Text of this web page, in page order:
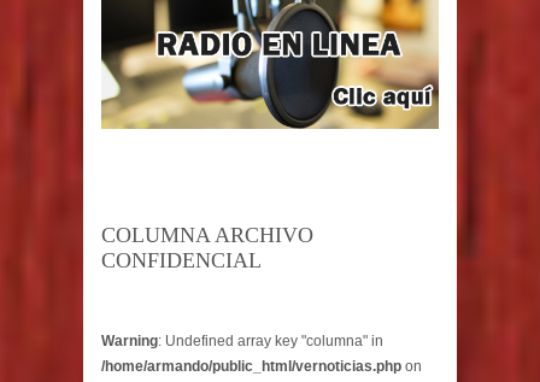
COLUMNA ARCHIVO
CONFIDENCIAL
Warning: Undefined array key "columna" in
/home/armando/public_html/vernoticias.php on